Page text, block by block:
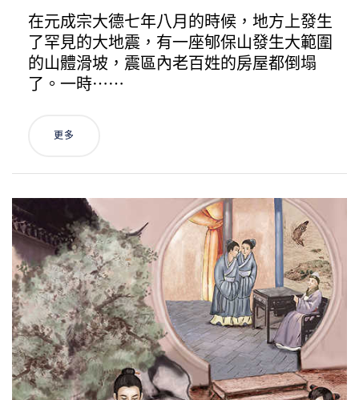
在元成宗大德七年八月的時候，地方上發生
了罕見的大地震，有一座郇保山發生大範圍
的山體滑坡，震區內老百姓的房屋都倒塌
了。一時⋯⋯
更多